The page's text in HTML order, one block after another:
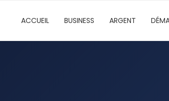
ACCUEIL BUSINESS ARGENT